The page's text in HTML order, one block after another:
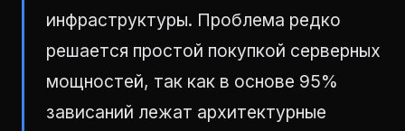
инфраструктуры. Проблема редко
решается простой покупкой серверных
мощностей, так как в основе 95%
зависаний лежат архитектурные